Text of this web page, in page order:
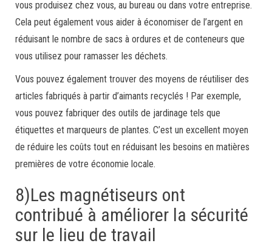
vous produisez chez vous, au bureau ou dans votre entreprise.
Cela peut également vous aider à économiser de l’argent en
réduisant le nombre de sacs à ordures et de conteneurs que
vous utilisez pour ramasser les déchets.
Vous pouvez également trouver des moyens de réutiliser des
articles fabriqués à partir d’aimants recyclés ! Par exemple,
vous pouvez fabriquer des outils de jardinage tels que
étiquettes et marqueurs de plantes. C’est un excellent moyen
de réduire les coûts tout en réduisant les besoins en matières
premières de votre économie locale.
8)Les magnétiseurs ont
contribué à améliorer la sécurité
sur le lieu de travail